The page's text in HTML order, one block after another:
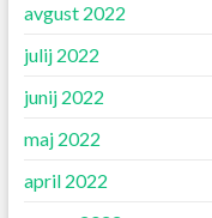
avgust 2022
julij 2022
junij 2022
maj 2022
april 2022